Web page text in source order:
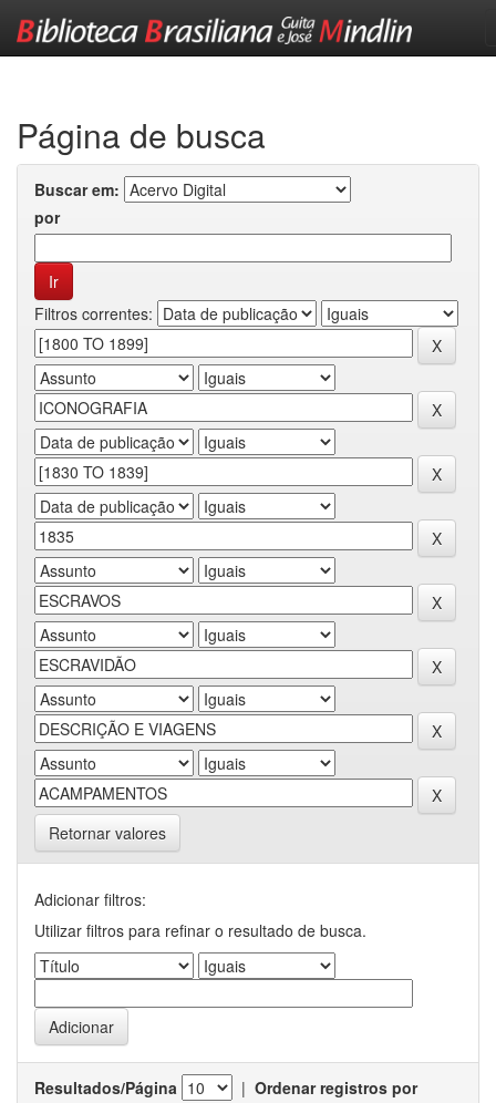
Página de busca
Buscar em:
por
Filtros correntes:
Retornar valores
Adicionar filtros:
Utilizar filtros para refinar o resultado de busca.
Resultados/Página | Ordenar registros por